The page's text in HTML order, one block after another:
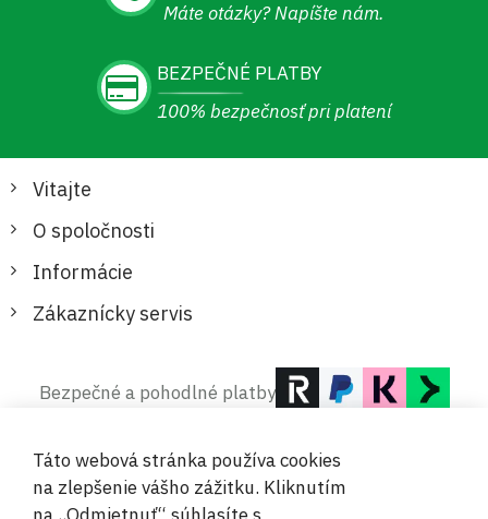
Máte otázky? Napíšte nám.
BEZPEČNÉ PLATBY
100% bezpečnosť pri platení
Vitajte
O spoločnosti
Informácie
Zákaznícky servis
Bezpečné a pohodlné platby
Táto webová stránka používa cookies
na zlepšenie vášho zážitku. Kliknutím